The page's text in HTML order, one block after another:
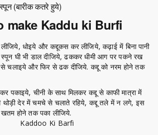
(बारीक कतरे हुये)
make Kaddu ki Burfi
धोइये और कद्दूकस कर लीजिये, कढ़ाई में बिना पानी
घी भी डाल दीजिये, ढककर धीमी आग पर पकने रख
चलाइये और फिर से ढक दीजिये. कद्दू को नरम होने तक
पकाइये, चीनी के साथ मिलकर कद्दू से काफी मात्रा में
थोड़ी देर में चमचे से चलाते रहिये, कद्दू तले में न लगे, इस
होने तक पका लीजिये.